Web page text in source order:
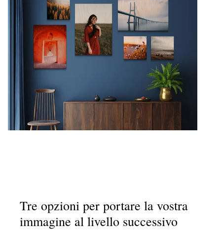
Tre opzioni per portare la vostra
immagine al livello successivo